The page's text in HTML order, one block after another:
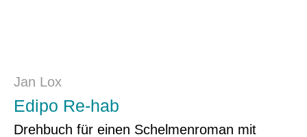
Jan Lox
Edipo Re-hab
Drehbuch für einen Schelmenroman mit